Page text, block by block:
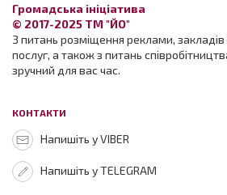
Громадська ініціатива
© 2017-2025 ТМ "ЙО"
З питань розміщення реклами,
послуг, а також з питань
зручний для вас час.
КОНТАКТИ
Напишіть у VIBER
Напишіть у TELEGRAM